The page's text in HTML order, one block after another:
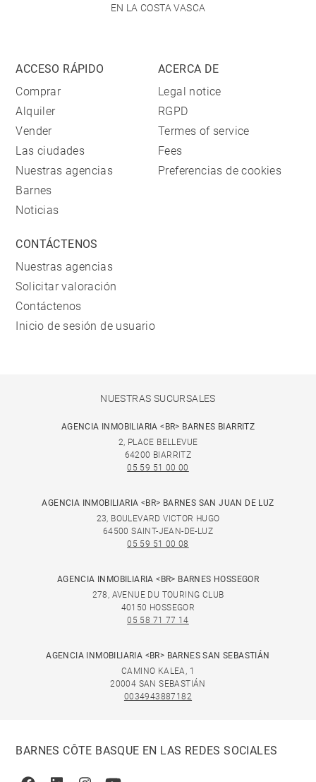
EN LA COSTA VASCA
ACCESO RÁPIDO
Comprar
Alquiler
Vender
Las ciudades
Nuestras agencias
Barnes
Noticias
ACERCA DE
Legal notice
RGPD
Termes of service
Fees
Preferencias de cookies
CONTÁCTENOS
Nuestras agencias
Solicitar valoración
Contáctenos
Inicio de sesión de usuario
NUESTRAS SUCURSALES
AGENCIA INMOBILIARIA <BR> BARNES BIARRITZ
2, PLACE BELLEVUE
64200 BIARRITZ
05 59 51 00 00
AGENCIA INMOBILIARIA <BR> BARNES SAN JUAN DE LUZ
23, BOULEVARD VICTOR HUGO
64500 SAINT-JEAN-DE-LUZ
05 59 51 00 08
AGENCIA INMOBILIARIA <BR> BARNES HOSSEGOR
278, AVENUE DU TOURING CLUB
40150 HOSSEGOR
05 58 71 77 14
AGENCIA INMOBILIARIA <BR> BARNES SAN SEBASTIÁN
CAMINO KALEA, 1
20004 SAN SEBASTIÁN
0034943887182
BARNES CÔTE BASQUE EN LAS REDES SOCIALES